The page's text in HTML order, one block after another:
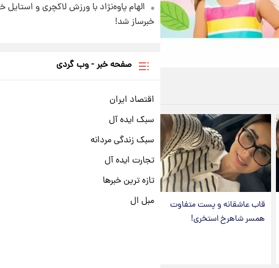
قاب عاشقانه و پست متفاوت
همسر شاهرخ استخری!
الهام پاوه‌نژاد با ورزش لاکچری و
خبرساز شد!
صفحه خبر - وب گردی
اقتصاد ایران
سبک ایده آل
سبک زندگی مردانه
تجارت ایده آل
تازه ترین خبرها
مبل ال